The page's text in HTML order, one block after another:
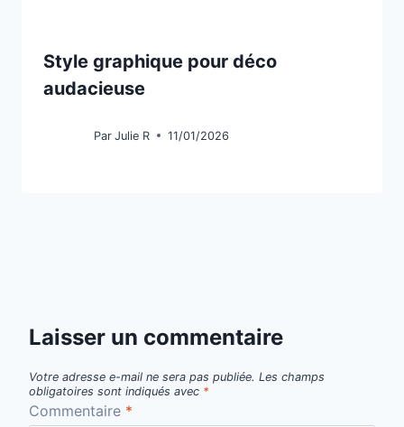
Style graphique pour déco
audacieuse
Par Julie R 11/01/2026
Laisser un commentaire
Votre adresse e-mail ne sera pas publiée. Les champs
obligatoires sont indiqués avec *
Commentaire *